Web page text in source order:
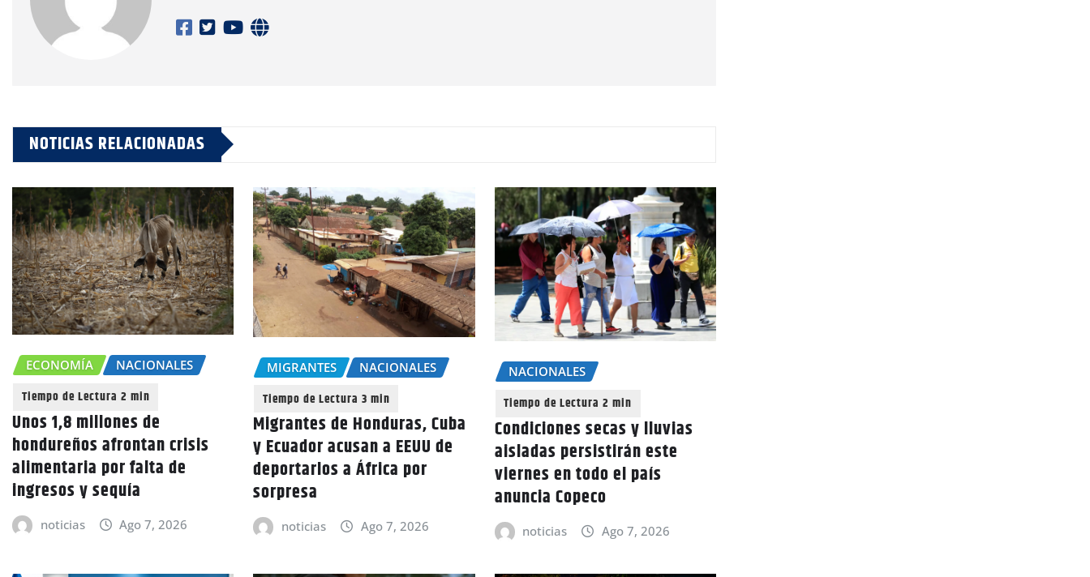
NOTICIAS RELACIONADAS
ECONOMÍA NACIONALES
Unos 1,8 millones de
hondureños afrontan crisis
alimentaria por falta de
ingresos y sequía
noticias Ago 7, 2026
MIGRANTES NACIONALES
Migrantes de Honduras, Cuba
y Ecuador acusan a EEUU de
deportarlos a África por
sorpresa
noticias Ago 7, 2026
NACIONALES
Condiciones secas y lluvias
aisladas persistirán este
viernes en todo el país
anuncia Copeco
noticias Ago 7, 2026